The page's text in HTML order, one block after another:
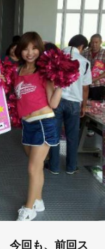
今回も、前回ス